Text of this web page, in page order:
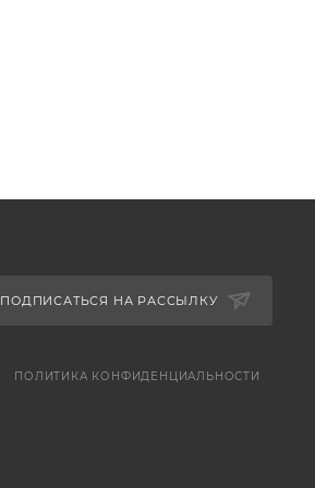
ПОДПИСАТЬСЯ НА РАССЫЛКУ
ПОЛИТИКА КОНФИДЕНЦИАЛЬНОСТИ